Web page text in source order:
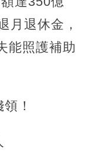
月退休金，
能照護補助
！